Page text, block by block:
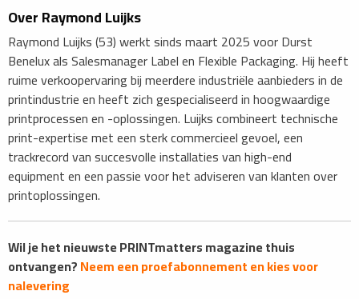
​Over Raymond Luijks
Raymond Luijks (53) werkt sinds maart 2025 voor Durst
Benelux als Salesmanager Label en Flexible Packaging. Hij heeft
ruime verkoopervaring bij meerdere industriële aanbieders in de
printindustrie en heeft zich gespecialiseerd in hoogwaardige
printprocessen en -oplossingen. Luijks combineert technische
print-expertise met een sterk commercieel gevoel, een
trackrecord van succesvolle installaties van high-end
equipment en een passie voor het adviseren van klanten over
printoplossingen.
Wil je het nieuwste PRINTmatters magazine thuis
ontvangen?Neem een proefabonnement en kies voor
nalevering